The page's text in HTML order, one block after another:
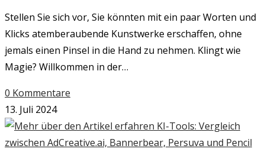
Stellen Sie sich vor, Sie könnten mit ein paar Worten und
Klicks atemberaubende Kunstwerke erschaffen, ohne
jemals einen Pinsel in die Hand zu nehmen. Klingt wie
Magie? Willkommen in der…
0 Kommentare
13. Juli 2024